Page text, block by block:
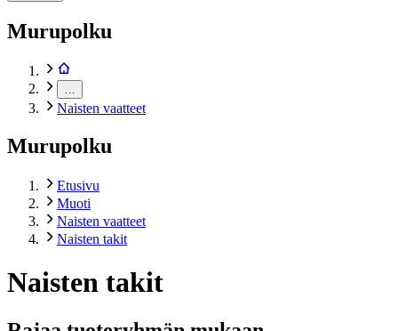
Murupolku
Naisten vaatteet
Murupolku
Etusivu
Muoti
Naisten vaatteet
Naisten takit
Naisten takit